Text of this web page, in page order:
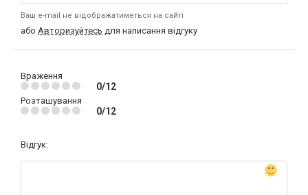
Ваш e-mail не відображатиметься на сайті
або Авторизуйтесь для написання відгуку
Враження
0/12
Розташування
0/12
Відгук: